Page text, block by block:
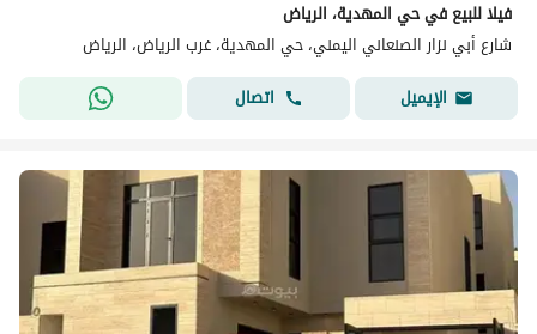
فيلا للبيع في حي المهدية، الرياض
شارع أبي نزار الصنعاني اليمني، حي المهدية، غرب الرياض، الرياض
الإيميل
اتصال